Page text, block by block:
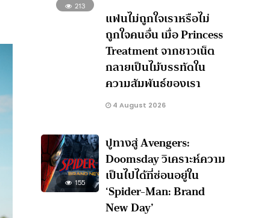
213
แฟนไม่ถูกใจเราหรือไม่
ถูกใจคนอื่น เมื่อ Princess
Treatment จากชาวเน็ต
กลายเป็นไม้บรรทัดใน
ความสัมพันธ์ของเรา
4 August 2026
155
ปูทางสู่ Avengers:
Doomsday วิเคราะห์ความ
เป็นไปได้ที่ซ่อนอยู่ใน
‘Spider-Man: Brand
New Day’